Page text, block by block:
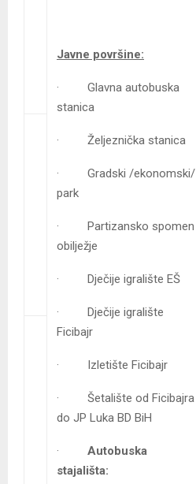
Javne površine:
· Glavna autobuska
stanica
· Željeznička stanica
· Gradski /ekonomski/
park
· Partizansko spomen
obilježje
· Dječije igralište EŠ
· Dječije igralište
Ficibajr
· Izletište Ficibajr
· Šetalište od Ficibajra
do JP Luka BD BiH
· Autobuska
stajališta: